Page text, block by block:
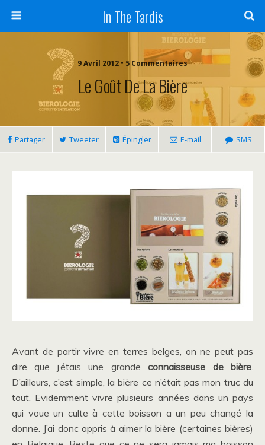
In The Tardis
9 Avril 2012 • 5 Commentaires
Le Goût De La Bière
Partager Tweeter Épingler E-mail SMS
Avant de partir vivre en terres belges, on ne peut pas
dire que j’étais une grandeconnaisseuse de bière.
D’ailleurs, c’est simple, la bière ce n’était pas mon truc du
tout. Evidemment vivre plusieurs années dans un pays
qui voue un culte à cette boisson a un peu changé la
donne. J’ai donc appris à aimer la bière (certaines bières)